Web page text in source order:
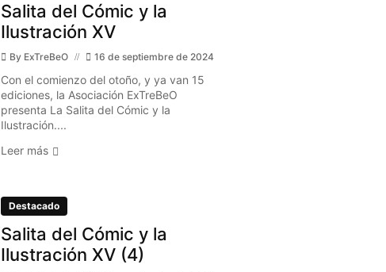
Salita del Cómic y la
Ilustración XV
By ExTreBeO 16 de septiembre de 2024
Con el comienzo del otoño, y ya van 15
ediciones, la Asociación ExTreBeO
presenta La Salita del Cómic y la
Ilustración....
Leer más
Destacado
Salita del Cómic y la
Ilustración XV (4)